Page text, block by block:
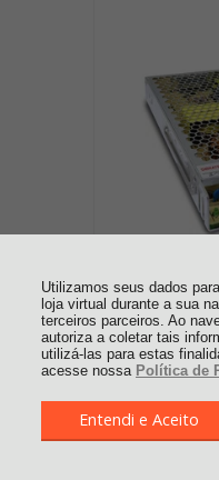
Utilizamos seus dados
loja virtual durante a sua
terceiros parceiros. Ao
autoriza a coletar tais
utilizá-las para estas
acesse nossa Política de
Entendi e Aceito
3924 - FONTE
110/220VCA -
8,8A (PADRÃO
24V
R$ 377,60